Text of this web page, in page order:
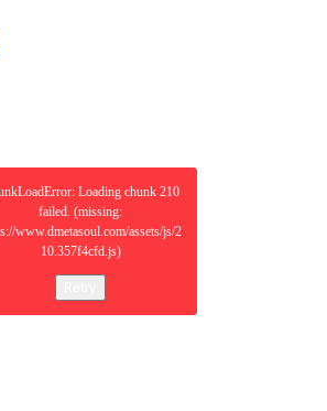
Loading chunk 210
failed. (missing:
www.dmetasoul.com/assets/js/2
10.357f4cfd.js)